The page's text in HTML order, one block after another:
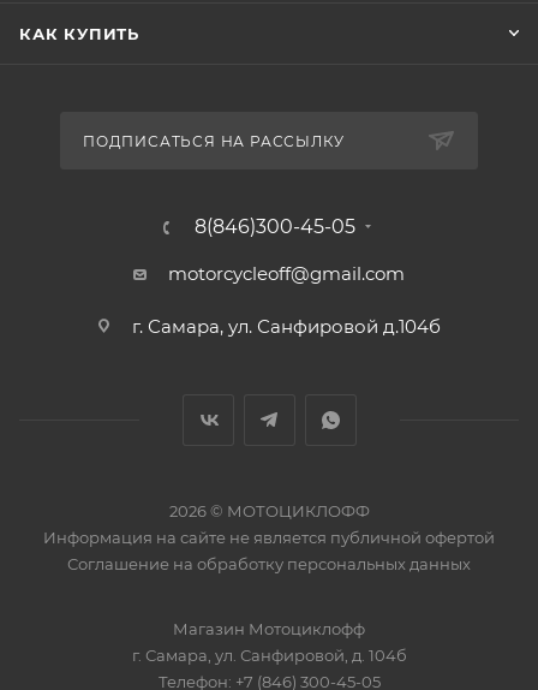
КАК КУПИТЬ
ПОДПИСАТЬСЯ НА РАССЫЛКУ
8(846)300-45-05
motorcycleoff@gmail.com
г. Самара, ул. Санфировой д.104б
2026 © МОТОЦИКЛОФФ
Информация на сайте не является публичной офертой
Соглашение на обработку персональных данных
Магазин Мотоциклофф
г. Самара ул. Санфировой, д. 104б
Телефон: +7 (846) 300-45-05